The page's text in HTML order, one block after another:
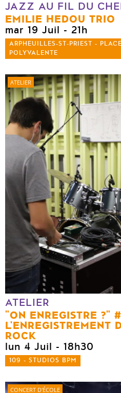
JAZZ AU FIL DU
EMILIE HEDOU TRIO
mar 19 Juil - 21h
ARPHEUILLES-ST-PRIEST -
POLYVALENTE
ATELIER
ATELIER
"ON ENREGISTRE ?"
L'ENREGISTREMENT
ROCK
lun 4 Juil - 18h30
109 - STUDIOS BPM
CONCERT D'ÉCOLE